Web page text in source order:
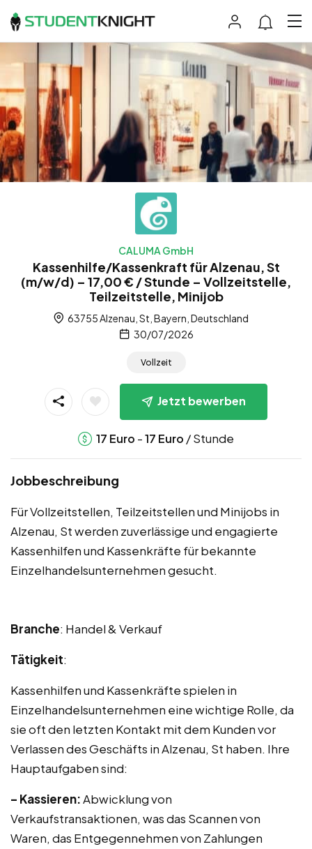
CALUMA GmbH
Kassenhilfe/Kassenkraft für Alzenau, St
(m/w/d) – 17,00 € / Stunde – Vollzeitstelle,
Teilzeitstelle, Minijob
63755 Alzenau, St, Bayern, Deutschland
30/07/2026
Vollzeit
Jetzt bewerben
17 Euro -17 Euro / Stunde
Jobbeschreibung
Für Vollzeitstellen, Teilzeitstellen und Minijobs in
Alzenau, St werden zuverlässige und engagierte
Kassenhilfen und Kassenkräfte für bekannte
Einzelhandelsunternehmen gesucht.
Branche: Handel & Verkauf
Tätigkeit:
Kassenhilfen und Kassenkräfte spielen in
Einzelhandelsunternehmen eine wichtige Rolle, da
sie oft den letzten Kontakt mit dem Kunden vor
Verlassen des Geschäfts in Alzenau, St haben. Ihre
Hauptaufgaben sind:
– Kassieren:Abwicklung von
Verkaufstransaktionen, was das Scannen von
Waren, das Entgegennehmen von Zahlungen